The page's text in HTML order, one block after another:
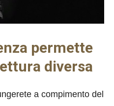
permette
diversa
a compimento del